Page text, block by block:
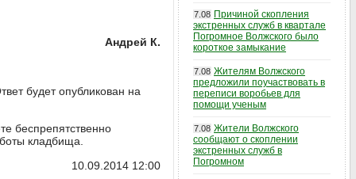
Андрей К.
будет опубликован на
беспрепятственно
кладбища.
10.09.2014 12:00
7.08 Причиной скопления
экстренных служб в квартале
Погромное Волжского было
короткое замыкание
7.08 Жителям Волжского
предложили поучаствовать в
переписи воробьев для
помощи ученым
7.08 Жители Волжского
сообщают о скоплении
экстренных служб в
Погромном